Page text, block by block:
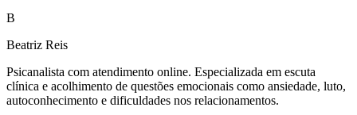
B
Beatriz Reis
Psicanalista com atendimento online. Especializada em escuta
clínica e acolhimento de questões emocionais como ansiedade, luto,
autoconhecimento e dificuldades nos relacionamentos.